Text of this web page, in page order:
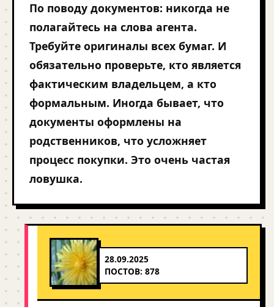
По поводу документов: никогда не
полагайтесь на слова агента.
Требуйте оригиналы всех бумаг. И
обязательно проверьте, кто является
фактическим владельцем, а кто
формальным. Иногда бывает, что
документы оформлены на
родственников, что усложняет
процесс покупки. Это очень частая
ловушка.
28.09.2025
ПОСТОВ: 878